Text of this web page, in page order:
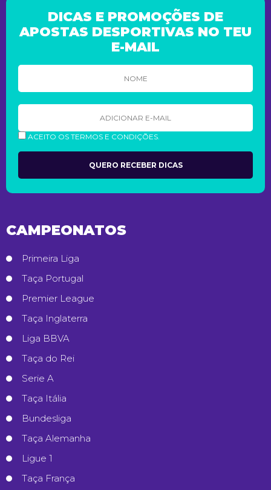
DICAS E PROMOÇÕES DE
APOSTAS DESPORTIVAS NO TEU
E-MAIL
ACEITO OS TERMOS E CONDIÇÕES.
CAMPEONATOS
Primeira Liga
Taça Portugal
Premier League
Taça Inglaterra
Liga BBVA
Taça do Rei
Serie A
Taça Itália
Bundesliga
Taça Alemanha
Ligue 1
Taça França